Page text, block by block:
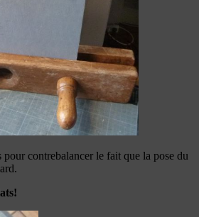
contrebalancer le fait que la pose du